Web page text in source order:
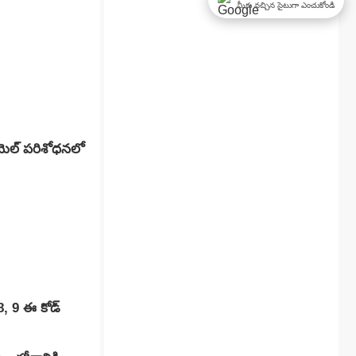
పరిశోధనలో
8, 9 ఈ కోడ్
మీకు నచ్చిన సైటుగా ఎంచుకోండి